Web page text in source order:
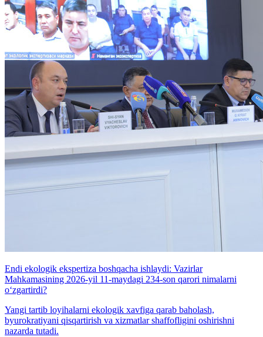
Endi ekologik ekspertiza boshqacha ishlaydi: Vazirlar
Mahkamasining 2026-yil 11-maydagi 234-son qarori nimalarni
o‘zgartirdi?
Yangi tartib loyihalarni ekologik xavfiga qarab baholash,
byurokratiyani qisqartirish va xizmatlar shaffofligini oshirishni
nazarda tutadi.